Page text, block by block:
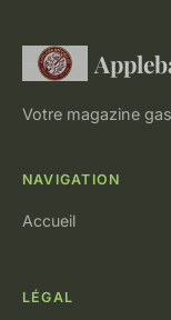
Votre magazine
NAVIGATION
Accueil
LÉGAL